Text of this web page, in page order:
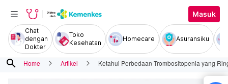
Masuk
Chat
dengan
Dokter
Toko
Kesehatan
Homecare Asuransiku
search Home Artikel Ketahui Perbedaan Trombositopenia yang